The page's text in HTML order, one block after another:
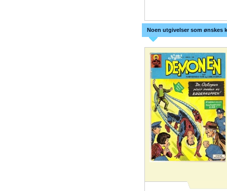
Noen utgivelser som ønskes